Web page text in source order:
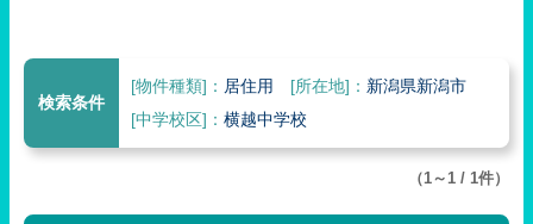
検索条件
[物件種類]： 居住用 [所在地]： 新潟県新潟市
[中学校区]： 横越中学校
（1～1 / 1件）